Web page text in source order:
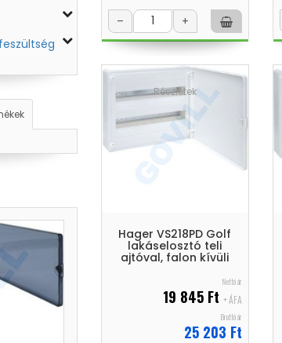
– +
Részletek
Hager VS218PD Golf
lakáselosztó teli
ajtóval, falon kívüli
Nettó ár
19 845 Ft + ÁFA
Bruttó ár
25 203 Ft